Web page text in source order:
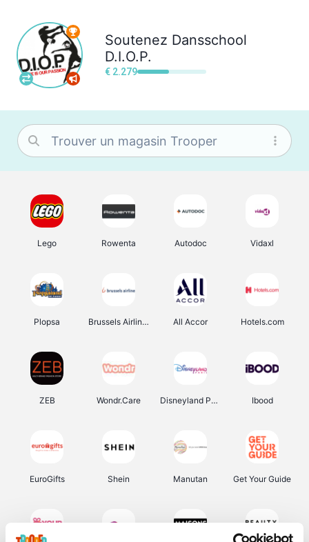
Soutenez Dansschool
D.I.O.P.
€ 2.279
Lego Rowenta Autodoc Vidaxl
Plopsa Brussels Airlines All Accor Hotels.com
ZEB Wondr.Care Disneyland Paris Ibood
EuroGifts Shein Manutan Get Your Guide